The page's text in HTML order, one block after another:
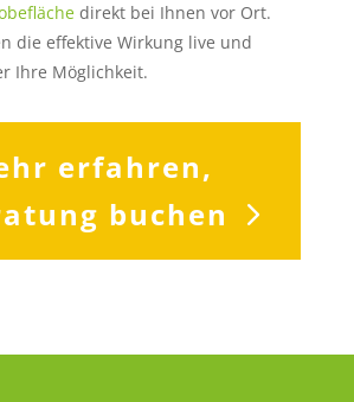
direkt bei Ihnen vor Ort.
die effektive Wirkung live und
Ihre Möglichkeit.
erfahren,
buchen